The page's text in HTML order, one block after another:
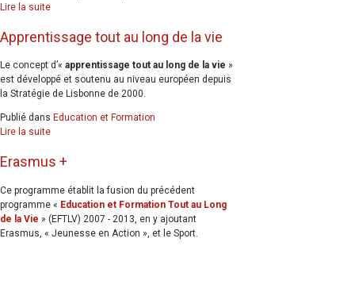
Lire la suite
Apprentissage tout au long de la vie
Le concept d’« apprentissage tout au long de la vie »
est développé et soutenu au niveau européen depuis
la Stratégie de Lisbonne de 2000.
Publié dans Education et Formation
Lire la suite
Erasmus +
Ce programme établit la fusion du précédent
programme « Education et Formation Tout au Long
de la Vie » (EFTLV) 2007 - 2013, en y ajoutant
Erasmus, « Jeunesse en Action », et le Sport.